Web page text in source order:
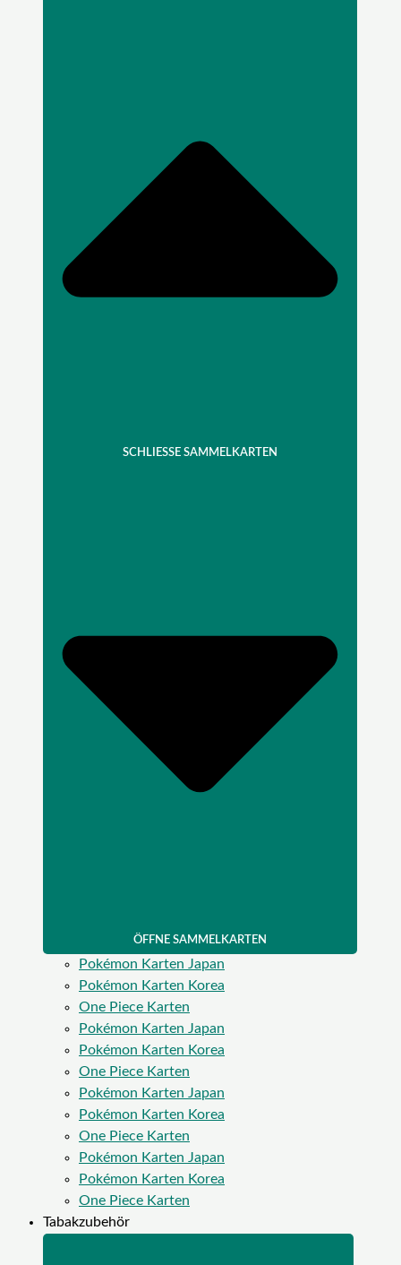
SCHLIESSE SAMMELKARTEN
ÖFFNE SAMMELKARTEN
Pokémon Karten Japan
Pokémon Karten Korea
One Piece Karten
Pokémon Karten Japan
Pokémon Karten Korea
One Piece Karten
Pokémon Karten Japan
Pokémon Karten Korea
One Piece Karten
Pokémon Karten Japan
Pokémon Karten Korea
One Piece Karten
Tabakzubehör